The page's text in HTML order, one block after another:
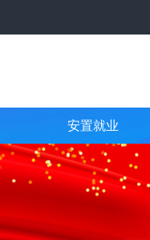
安置就业